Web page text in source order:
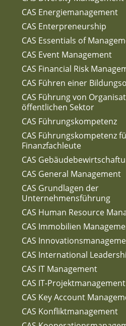
CAS Energiemanagement
CAS Enterpreneurship
CAS Essentials of
CAS Event Management
CAS Financial Risk
CAS Führen einer
CAS Führung von
öffentlichen Sektor
CAS Führungskompetenz
CAS Führungskompetenz
Finanzfachleute
CAS
CAS General Management
CAS Grundlagen der
Unternehmensführung
CAS Human Resource
CAS Immobilien
CAS
CAS International
CAS IT Management
CAS IT-Projektmanagement
CAS Key Account
CAS Konfliktmanagement